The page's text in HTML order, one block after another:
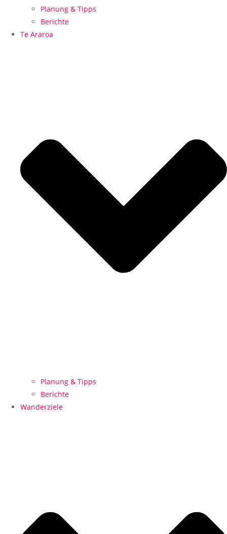
Planung & Tipps
Berichte
Te Araroa
Planung & Tipps
Berichte
Wanderziele